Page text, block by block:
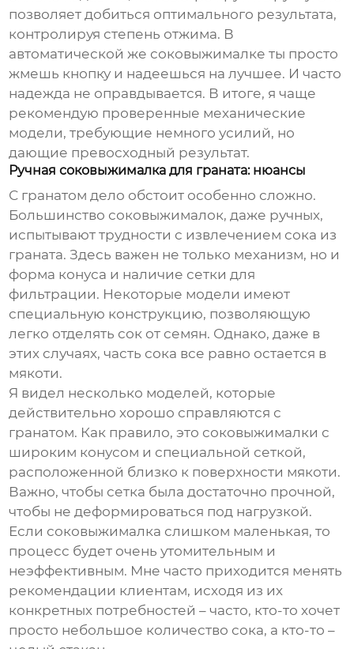
позволяет добиться оптимального результата,
контролируя степень отжима. В
автоматической же соковыжималке ты просто
жмешь кнопку и надеешься на лучшее. И часто
надежда не оправдывается. В итоге, я чаще
рекомендую проверенные механические
модели, требующие немного усилий, но
дающие превосходный результат.
Ручная соковыжималка для граната: нюансы
С гранатом дело обстоит особенно сложно.
Большинство соковыжималок, даже ручных,
испытывают трудности с извлечением сока из
граната. Здесь важен не только механизм, но и
форма конуса и наличие сетки для
фильтрации. Некоторые модели имеют
специальную конструкцию, позволяющую
легко отделять сок от семян. Однако, даже в
этих случаях, часть сока все равно остается в
мякоти.
Я видел несколько моделей, которые
действительно хорошо справляются с
гранатом. Как правило, это соковыжималки с
широким конусом и специальной сеткой,
расположенной близко к поверхности мякоти.
Важно, чтобы сетка была достаточно прочной,
чтобы не деформироваться под нагрузкой.
Если соковыжималка слишком маленькая, то
процесс будет очень утомительным и
неэффективным. Мне часто приходится менять
рекомендации клиентам, исходя из их
конкретных потребностей – часто, кто-то хочет
просто небольшое количество сока, а кто-то –